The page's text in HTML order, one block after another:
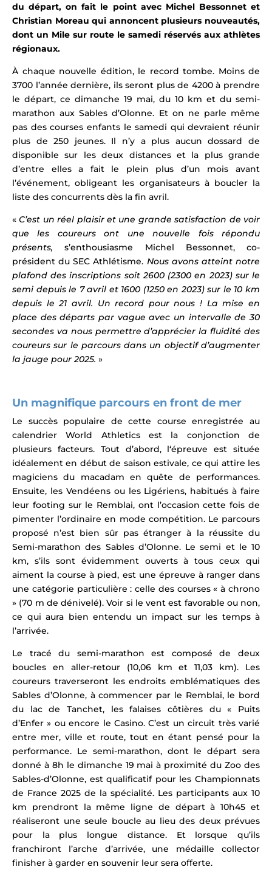
du départ, on fait le point avec Michel Bessonnet et
Christian Moreau qui annoncent plusieurs nouveautés,
dont un Mile sur route le samedi réservés aux athlètes
régionaux.
À chaque nouvelle édition, le record tombe. Moins de
3700 l’année dernière, ils seront plus de 4200 à prendre
le départ, ce dimanche 19 mai, du 10 km et du semi-
marathon aux Sables d’Olonne. Et on ne parle même
pas des courses enfants le samedi qui devraient réunir
plus de 250 jeunes. Il n’y a plus aucun dossard de
disponible sur les deux distances et la plus grande
d’entre elles a fait le plein plus d’un mois avant
l’événement, obligeant les organisateurs à boucler la
liste des concurrents dès la fin avril.
«C’est un réel plaisir et une grande satisfaction de voir
que les coureurs ont une nouvelle fois répondu
présents,s’enthousiasme Michel Bessonnet, co-
président du SEC Athlétisme. Nous avons atteint notre
plafond des inscriptions soit 2600 (2300 en 2023) sur le
semi depuis le 7 avril et 1600 (1250 en 2023) sur le 10 km
depuis le 21 avril. Un record pour nous ! La mise en
place des départs par vague avec un intervalle de 30
secondes va nous permettre d’apprécier la fluidité des
coureurs sur le parcours dans un objectif d’augmenter
la jauge pour 2025. »
Un magnifique parcours en front de mer
Le succès populaire de cette course enregistrée au
calendrier World Athletics est la conjonction de
plusieurs facteurs. Tout d’abord, l‘épreuve est située
idéalement en début de saison estivale, ce qui attire les
magiciens du macadam en quête de performances.
Ensuite, les Vendéens ou les Ligériens, habitués à faire
leur footing sur le Remblai, ont l’occasion cette fois de
pimenter l’ordinaire en mode compétition. Le parcours
proposé n’est bien sûr pas étranger à la réussite du
Semi-marathon des Sables d’Olonne. Le semi et le 10
km, s’ils sont évidemment ouverts à tous ceux qui
aiment la course à pied, est une épreuve à ranger dans
une catégorie particulière : celle des courses « à chrono
» (70 m de dénivelé). Voir si le vent est favorable ou non,
ce qui aura bien entendu un impact sur les temps à
l’arrivée.
Le tracé du semi-marathon est composé de deux
boucles en aller-retour (10,06 km et 11,03 km). Les
coureurs traverseront les endroits emblématiques des
Sables d’Olonne, à commencer par le Remblai, le bord
du lac de Tanchet, les falaises côtières du « Puits
d’Enfer » ou encore le Casino. C’est un circuit très varié
entre mer, ville et route, tout en étant pensé pour la
performance. Le semi-marathon, dont le départ sera
donné à 8h le dimanche 19 mai à proximité du Zoo des
Sables-d’Olonne, est qualificatif pour les Championnats
de France 2025 de la spécialité. Les participants aux 10
km prendront la même ligne de départ à 10h45 et
réaliseront une seule boucle au lieu des deux prévues
pour la plus longue distance. Et lorsque qu’ils
franchiront l’arche d’arrivée, une médaille collector
finisher à garder en souvenir leur sera offerte.